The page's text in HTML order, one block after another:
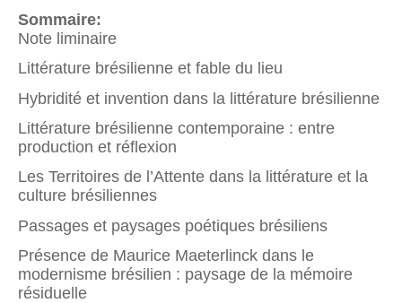
Sommaire:
Note liminaire
Littérature brésilienne et fable du lieu
Hybridité et invention dans la littérature brésilienne
Littérature brésilienne contemporaine : entre
production et réflexion
Les Territoires de l’Attente dans la littérature et la
culture brésiliennes
Passages et paysages poétiques brésiliens
Présence de Maurice Maeterlinck dans le
modernisme brésilien : paysage de la mémoire
résiduelle